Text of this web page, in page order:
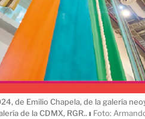
de Emilio Chapela, de la galería
de la CDMX, RGR..ı Foto: